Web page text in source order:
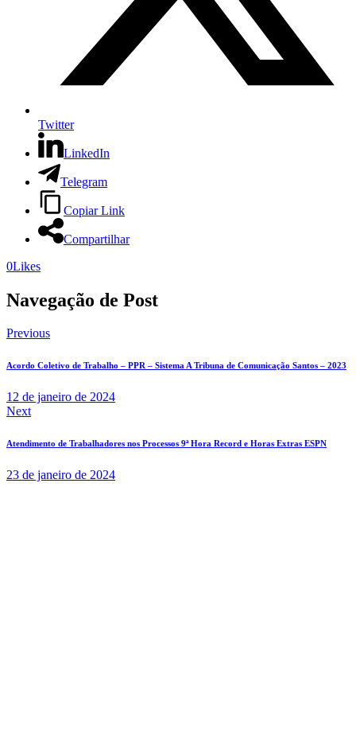
Twitter
LinkedIn
Telegram
Copiar Link
Compartilhar
0Likes
Navegação de Post
Previous
Acordo Coletivo de Trabalho – PPR – Sistema A Tribuna de Comunicação Santos – 2023
12 de janeiro de 2024
Next
Atendimento de Trabalhadores nos Processos 9ª Hora Record e Horas Extras ESPN
23 de janeiro de 2024